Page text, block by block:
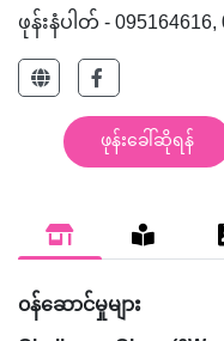
ဖုန်းနံပါတ် -
ဖုန်းခေါ်ဆိုရန်
၀န်ဆောင်မှုများ